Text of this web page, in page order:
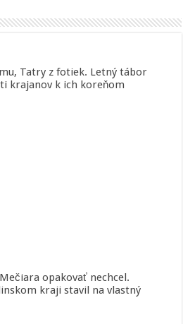
Tatry z fotiek. Letný tábor
krajanov k ich koreňom
opakovať nechcel.
kraji stavil na vlastný